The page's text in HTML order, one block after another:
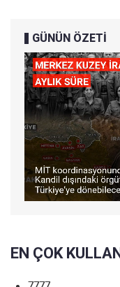
GÜNÜN ÖZETİ
EN ÇOK